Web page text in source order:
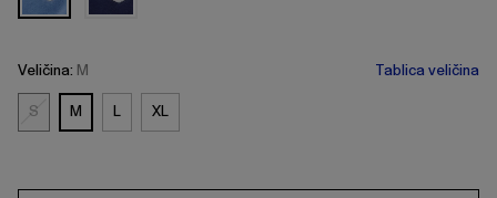
Veličina: M Tablica veličina
SS M L XL